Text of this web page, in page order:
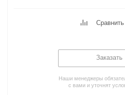
Сравнить
Заказать
Наши менеджеры
с вами и уточнят